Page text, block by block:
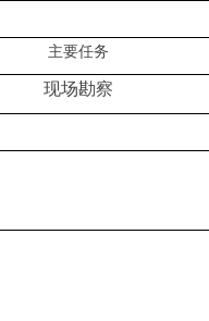
主要任务
现场勘察